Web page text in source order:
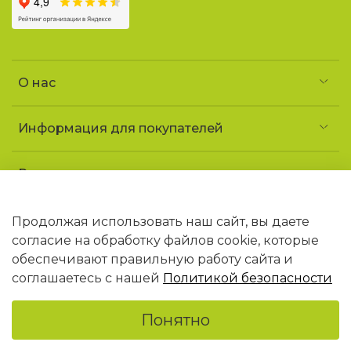
О нас
Информация для покупателей
Реквизиты и контакты
УНП 690852163
Юридический адрес: 223141 Минская обл.,
г. Логойск, ул. Советская, 1 «ДТ Гайна»
В торговом реестре РБ с 09.02.2026 N768406
Продолжая использовать наш сайт, вы даете
согласие на обработку файлов cookie, которые
обеспечивают правильную работу сайта и
соглашаетесь с нашей Политикой безопасности
Понятно